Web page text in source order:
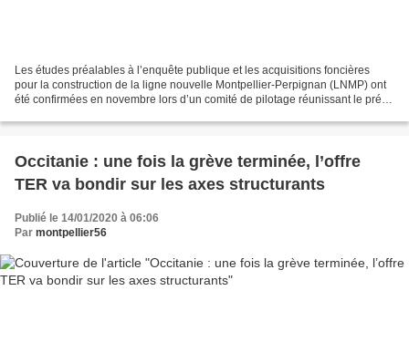
Les études préalables à l’enquête publique et les acquisitions foncières
pour la construction de la ligne nouvelle Montpellier-Perpignan (LNMP) ont
été confirmées en novembre lors d’un comité de pilotage réunissant le préfet
Occitanie : une fois la grève terminée, l’offre
TER va bondir sur les axes structurants
Publié le 14/01/2020 à 06:06
Par montpellier56